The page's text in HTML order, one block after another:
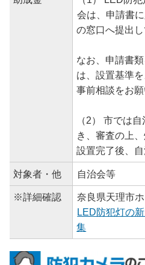
会は、申請書
の窓口へ提出し
なお、申請書
は、設置基準
事前相談をお願
（2） 市では
き、審査の上
設置完了後、自
対象者・他 自治会等
※詳細確認
奈良県天理市
LED防犯灯の
集